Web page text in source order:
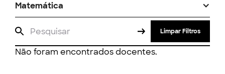
Matemática
Limpar Filtros
Não foram encontrados docentes.